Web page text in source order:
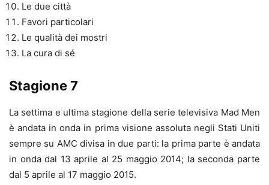
Le due città
Favori particolari
Le qualità dei mostri
La cura di sé
Stagione 7
La settima e ultima stagione della serie televisiva Mad Men
è andata in onda in prima visione assoluta negli Stati Uniti
sempre su AMC divisa in due parti: la prima parte è andata
in onda dal 13 aprile al 25 maggio 2014; la seconda parte
dal 5 aprile al 17 maggio 2015.